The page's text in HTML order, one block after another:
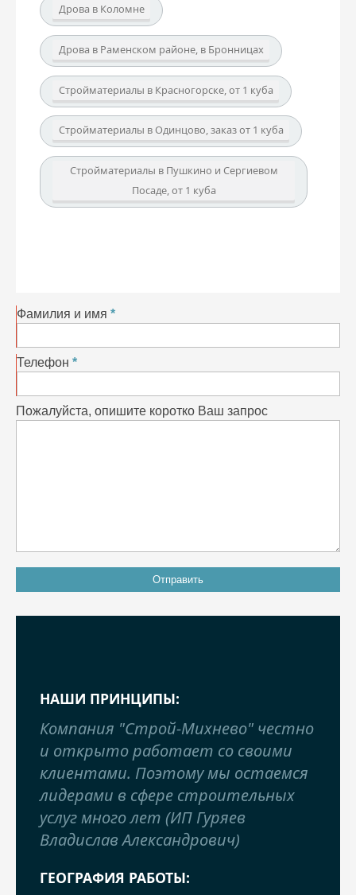
Дрова в Коломне
Дрова в Раменском районе, в Бронницах
Стройматериалы в Красногорске, от 1 куба
Стройматериалы в Одинцово, заказ от 1 куба
Стройматериалы в Пушкино и Сергиевом
Посаде, от 1 куба
Фамилия и имя
Телефон
Пожалуйста, опишите коротко Ваш запрос
НАШИ ПРИНЦИПЫ:
Компания "Строй-Михнево" честно
и открыто работает со своими
клиентами. Поэтому мы остаемся
лидерами в сфере строительных
услуг много лет (ИП Гуряев
Владислав Александрович)
ГЕОГРАФИЯ РАБОТЫ: